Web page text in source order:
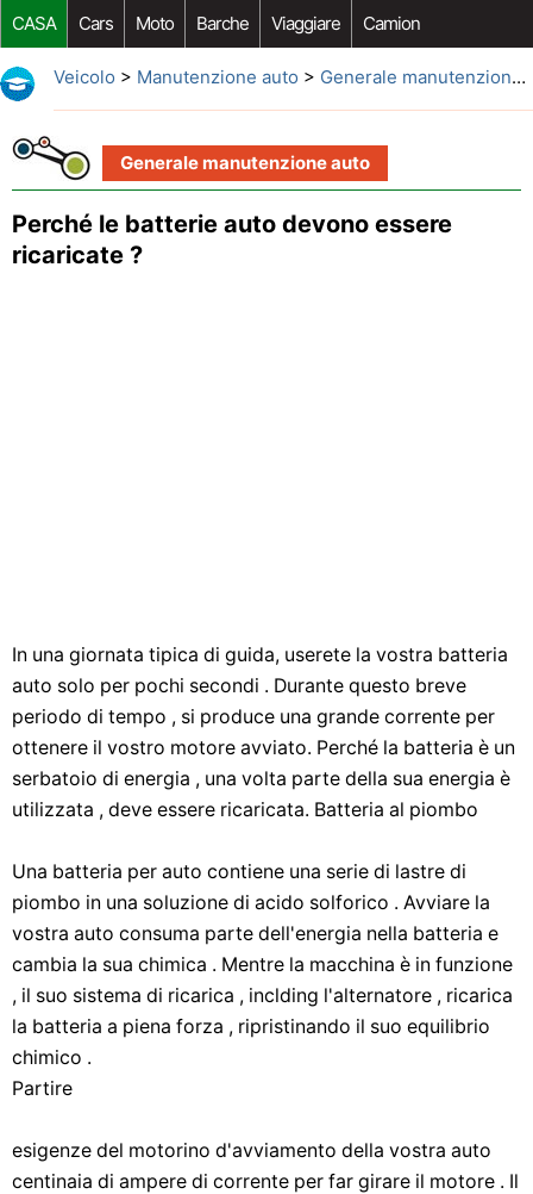
CASA Cars Moto Barche Viaggiare Camion
Riparazione Auto Acquisto Auto Car Opzioni Aftermarket
Veicolo > Manutenzione auto > Generale manutenzione auto
Generale manutenzione auto
Perché le batterie auto devono essere
ricaricate ?
In una giornata tipica di guida, userete la vostra batteria
auto solo per pochi secondi . Durante questo breve
periodo di tempo , si produce una grande corrente per
ottenere il vostro motore avviato. Perché la batteria è un
serbatoio di energia , una volta parte della sua energia è
utilizzata , deve essere ricaricata. Batteria al piombo
Una batteria per auto contiene una serie di lastre di
piombo in una soluzione di acido solforico . Avviare la
vostra auto consuma parte dell'energia nella batteria e
cambia la sua chimica . Mentre la macchina è in funzione
, il suo sistema di ricarica , inclding l'alternatore , ricarica
la batteria a piena forza , ripristinando il suo equilibrio
chimico .
Partire
esigenze del motorino d'avviamento della vostra auto
centinaia di ampere di corrente per far girare il motore . Il